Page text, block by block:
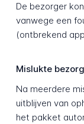
De bezorger
vanwege een
(ontbrekend
Mislukte
Na meerdere
uitblijven van
het pakket